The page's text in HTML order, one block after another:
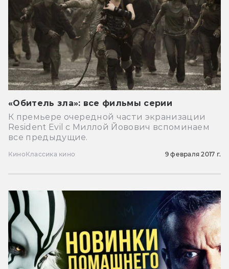
«Обитель зла»: все фильмы серии
К премьере очередной части экранизации
Resident Evil с Миллой Йовович вспоминаем
все предыдущие.
КиноКлассика кино 9 февраля 2017 г.